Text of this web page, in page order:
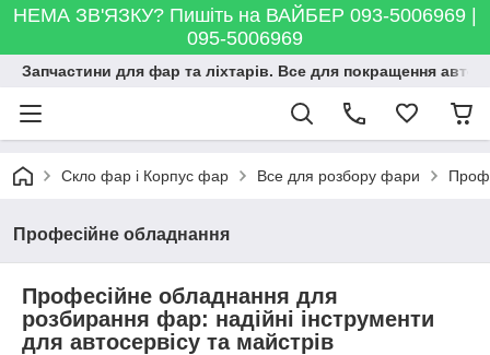
НЕМА ЗВ'ЯЗКУ? Пишіть на ВАЙБЕР 093-5006969 |
095-5006969
Запчастини для фар та ліхтарів. Все для покращення
Скло фар і Корпус фар Все для розбору фари
Професійне обладнання
Професійне обладнання для
розбирання фар: надійні інструменти
для автосервісу та майстрів